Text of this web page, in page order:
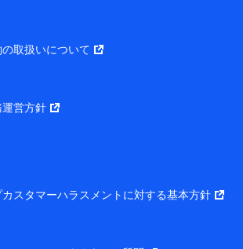
ドコモ・フィナンシャルグループ
とおり個人データを共同利用しま
れる利用データの項目】
社NTTドコモ・フィナンシャルグルー
ントサービスのご利用に関する情報。例
、dポイント利用履歴などが含まれます。
取扱いについて
営方針
スタマーハラスメントに対する基本方針